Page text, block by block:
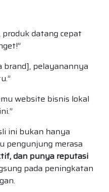
produk datang cepat
brand], pelayanannya
website bisnis lokal
ini bukan hanya
pengunjung merasa
dan punya reputasi
pada peningkatan